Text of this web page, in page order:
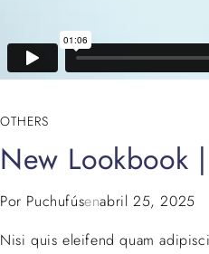
OTHERS
New Lookbook
Por Puchufúsenabril 25, 2025
Nisi quis eleifend quam